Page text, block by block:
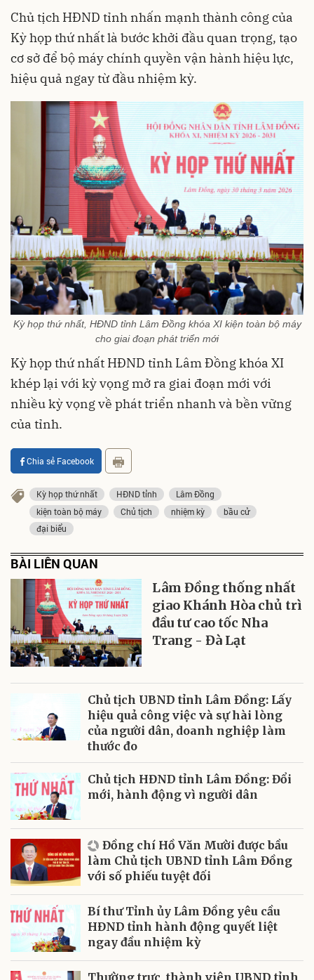
Chủ tịch HĐND tỉnh nhấn mạnh thành công của
Kỳ họp thứ nhất là bước khởi đầu quan trọng, tạo
cơ sở để bộ máy chính quyền vận hành hiệu lực,
hiệu quả ngay từ đầu nhiệm kỳ.
Kỳ họp thứ nhất, HĐND tỉnh Lâm Đồng khóa XI kiện toàn bộ máy
cho giai đoạn phát triển mới
Kỳ họp thứ nhất HĐND tỉnh Lâm Đồng khóa XI
khép lại với kỳ vọng mở ra giai đoạn mới với
nhiều kỳ vọng về phát triển nhanh và bền vững
của tỉnh.
Chia sẻ Facebook
Kỳ họp thứ nhất HĐND tỉnh
Lâm Đồng
kiện toàn bộ máy
Chủ tịch nhiệm kỳ
bầu cử
đại biểu
BÀI LIÊN QUAN
Lâm Đồng thống nhất
giao Khánh Hòa chủ trì
đầu tư cao tốc Nha
Trang - Đà Lạt
Chủ tịch UBND tỉnh Lâm Đồng: Lấy
hiệu quả công việc và sự hài lòng
của người dân, doanh nghiệp làm
thước đo
Chủ tịch HĐND tỉnh Lâm Đồng: Đổi
mới, hành động vì người dân
Đồng chí Hồ Văn Mười được bầu
làm Chủ tịch UBND tỉnh Lâm Đồng
với số phiếu tuyệt đối
Bí thư Tỉnh ủy Lâm Đồng yêu cầu
HĐND tỉnh hành động quyết liệt
ngay đầu nhiệm kỳ
Thường trực, thành viên UBND tỉnh